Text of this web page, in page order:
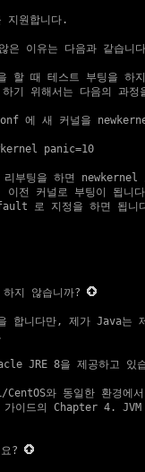
지원합니다.
은 이유는 다음과 같습니
할 때 테스트 부팅을 하
기 위해서는 다음의 과정
에 새 커널을
panic=10
부팅을 하면 newkernel
전 커널로 부팅이 됩니
로 지정을 하면 됩니
지 않습니까?
합니다만, 제가 Java는
와 동일한 환경에
이드의 Chapter 4. JVM
?